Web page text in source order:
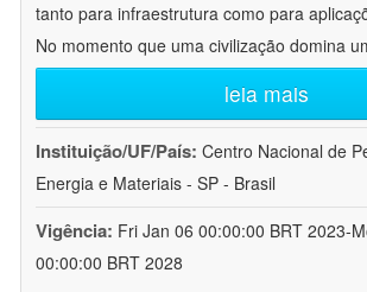
tanto para infraestrutura como para
No momento que uma civilização domina
leia mais
Instituição/UF/País: Centro Nacional de
Energia e Materiais - SP - Brasil
Vigência: Fri Jan 06 00:00:00 BRT 2023-
00:00:00 BRT 2028